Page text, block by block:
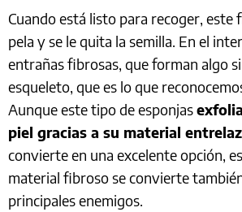
Cuando está listo para recoger, este
pela y se le quita la semilla. En el
entrañas fibrosas, que forman algo
esqueleto, que es lo que
Aunque este tipo de esponjas
piel gracias a su material
convierte en una excelente opción,
material fibroso se convierte
principales enemigos.